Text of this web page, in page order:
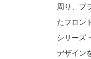
周り、ブ
たフロン
シリーズ
デザイン